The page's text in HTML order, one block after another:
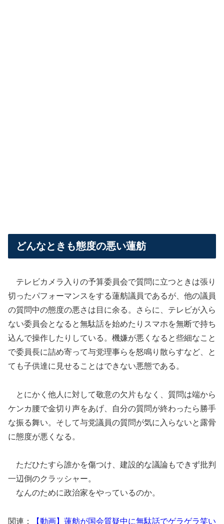
どんなときも態度の悪い蓮舫
テレビカメラ入りの予算委員会で質問に立つときは張り
切ったパフォーマンスをする蓮舫議員であるが、他の議員
の質問中の態度の悪さは目に余る。さらに、テレビが入ら
ない委員会となると無駄話を始めたりスマホを無断で持ち
込んで操作したりしている。機嫌が悪くなると些細なこと
で委員長に詰め寄って与党理事らを怒鳴り散らすなど、と
ても子供達に見せることはできない悪態である。
とにかく他人に対して敬意の欠片もなく、質問は端から
ケンカ腰で金切り声をあげ、自分の質問が終わったら勝手
な振る舞い。そして与党議員の質問が気に入らないと露骨
に態度が悪くなる。
ただひたすら誰かを傷つけ、建設的な議論もできず批判
一辺倒のクラッシャー。
なんのために政治家をやっているのか。
関連： 【動画】蓮舫が国会質疑中に無駄話でゲラゲラ笑い